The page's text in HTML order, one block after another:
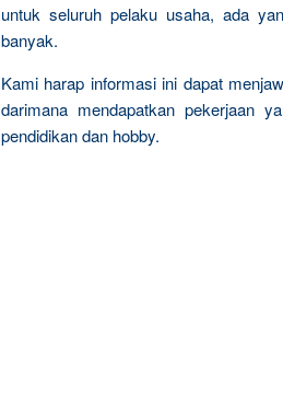
untuk seluruh pelaku usaha, ada
banyak.
Kami harap informasi ini dapat
darimana mendapatkan pekerjaan
pendidikan dan hobby.